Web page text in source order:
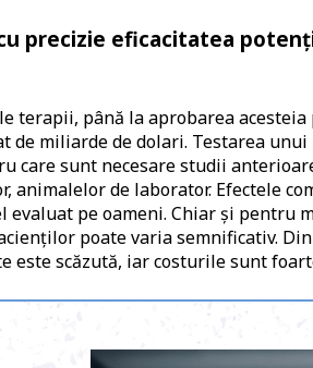
precizie eficacitatea
terapii, până la aprobarea
de miliarde de dolari. Testarea
care sunt necesare studii
de laborator. Efectele
evaluat pe oameni. Chiar și pentru
poate varia semnificativ. Din
este scăzută, iar costurile sunt